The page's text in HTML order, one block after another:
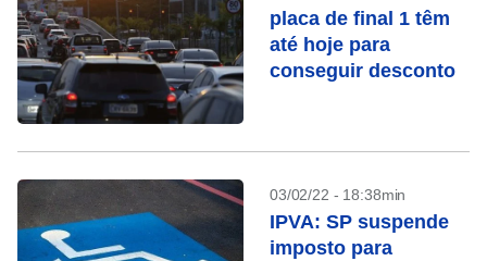
placa de final 1 têm
até hoje para
conseguir desconto
03/02/22 - 18:38min
IPVA: SP suspende
imposto para